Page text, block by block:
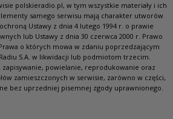
polskieradio.pl, w tym wszystkie materiały i ich
samego serwisu mają charakter utworów
Ustawy z dnia 4 lutego 1994 r. o prawie
lub Ustawy z dnia 30 czerwca 2000 r. Prawo
o których mowa w zdaniu poprzedzającym
S.A. w likwidacji lub podmiotom trzecim.
zapisywanie, powielanie, reprodukowanie oraz
zamieszczonych w serwisie, zarówno w części,
bez uprzedniej pisemnej zgody uprawnionego.